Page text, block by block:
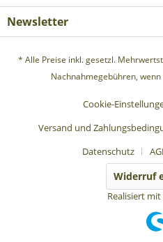
Newsletter
* Alle Preise inkl. gesetzl.
Nachnahmegebühren,
Cookie-
Versand und
Datenschutz
Widerruf
Realisiert